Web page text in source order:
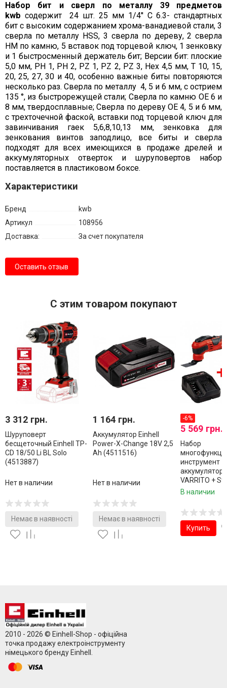
Набор бит и сверл по металлу 39 предметов
kwb содержит 24 шт. 25 мм 1/4'' C 6.3- стандартных
бит с высоким содержанием хрома-ванадиевой стали, 3
сверла по металлу HSS, 3 сверла по дереву, 2 сверла
HM по камню, 5 вставок под торцевой ключ, 1 зенковку
и 1 быстросменный держатель бит; Версии бит: плоские
5,0 мм, PH 1, PH 2, PZ 1, PZ 2, PZ 3, Hex 4,5 мм, T 10, 15,
20, 25, 27, 30 и 40, особенно важные биты повторяются
несколько раз. Сверла по металлу 4, 5 и 6 мм, с острием
135 °, из быстрорежущей стали; Сверла по камню OE 6 и
8 мм, твердосплавные; Сверла по дереву OE 4, 5 и 6 мм,
с трехточечной фаской, вставки под торцевой ключ для
завинчивания гаек 5,6,8,10,13 мм, зенковка для
зенкования винтов заподлицо, все биты и сверла
подходят для всех имеющихся в продаже дрелей и
аккумуляторных отверток и шуруповертов набор
поставляется в пластиковом боксе.
Характеристики
Бренд
kwb
Артикул
108956
Доставка:
За счет покупателя
Оставить отзыв
С этим товаром покупают
3 312 грн.
Шуруповерт
бесщеточный Einhell TP-
CD 18/50 Li BL Solo
(4513887)
Нет в наличии
Немає в наявності
1 164 грн.
Аккумулятор Einhell
Power-X-Change 18V 2,5
Ah (4511516)
Нет в наличии
Немає в наявності
-6%
5 569 грн.
Набор
инструмент
VARRITO +
2,5 Ah
В наличии
Купить
2010 - 2026 © Einhell-Shop - офіційна
точка продажу електроінструменту
німецького бренду Einhell.